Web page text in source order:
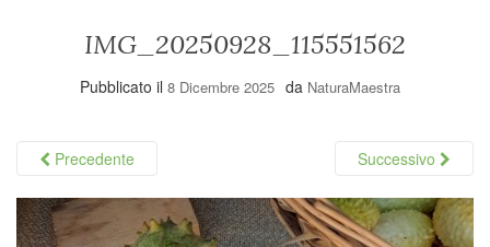
IMG_20250928_115551562
Pubblicato il 8 Dicembre 2025 da NaturaMaestra
Precedente Successivo